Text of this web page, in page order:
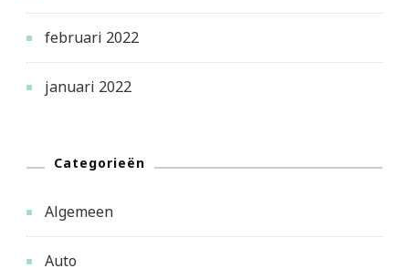
februari 2022
januari 2022
Categorieën
Algemeen
Auto